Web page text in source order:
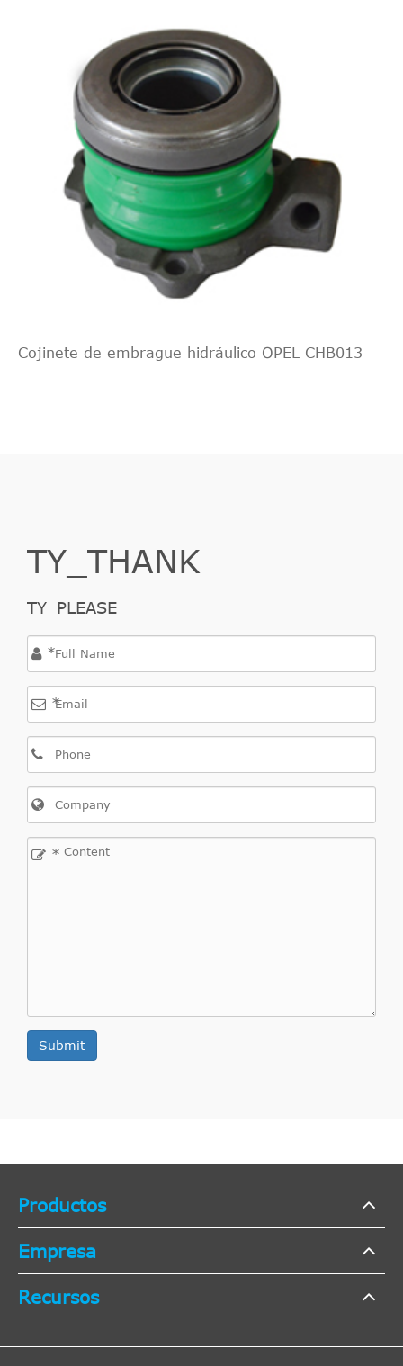
Cojinete de embrague hidráulico OPEL CHB013
TY_THANK
TY_PLEASE
*
*
*
Submit
Productos
Empresa
Recursos